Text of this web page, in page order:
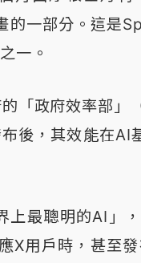
的一部分。這是
一。
「政府效率部」
後，其效能在
上最聰明的AI」
X用戶時，甚至